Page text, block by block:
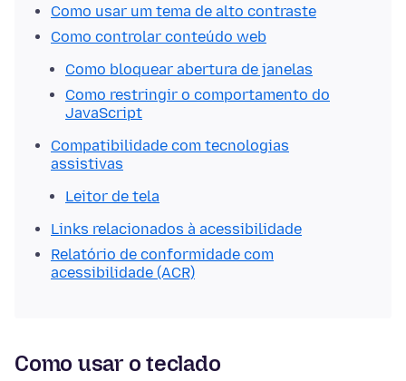
Como usar um tema de alto contraste
Como controlar conteúdo web
Como bloquear abertura de janelas
Como restringir o comportamento do
JavaScript
Compatibilidade com tecnologias
assistivas
Leitor de tela
Links relacionados à acessibilidade
Relatório de conformidade com
acessibilidade (ACR)
Como usar o teclado